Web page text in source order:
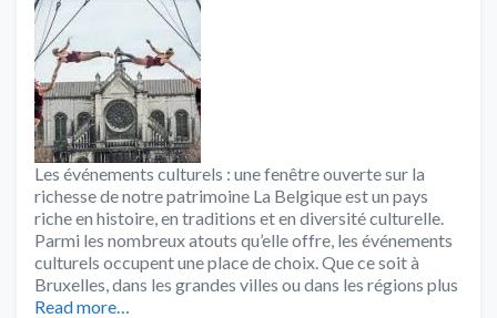
Les événements culturels : une fenêtre ouverte sur la
richesse de notre patrimoine La Belgique est un pays
riche en histoire, en traditions et en diversité culturelle.
Parmi les nombreux atouts qu’elle offre, les événements
culturels occupent une place de choix. Que ce soit à
Bruxelles, dans les grandes villes ou dans les régions plus
Read more…